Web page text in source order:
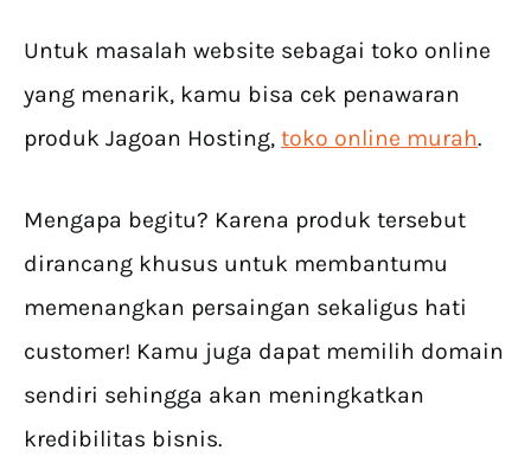
Untuk masalah website sebagai toko online
yang menarik, kamu bisa cek penawaran
produk Jagoan Hosting, toko online murah.
Mengapa begitu? Karena produk tersebut
dirancang khusus untuk membantumu
memenangkan persaingan sekaligus hati
customer! Kamu juga dapat memilih domain
sendiri sehingga akan meningkatkan
kredibilitas bisnis.